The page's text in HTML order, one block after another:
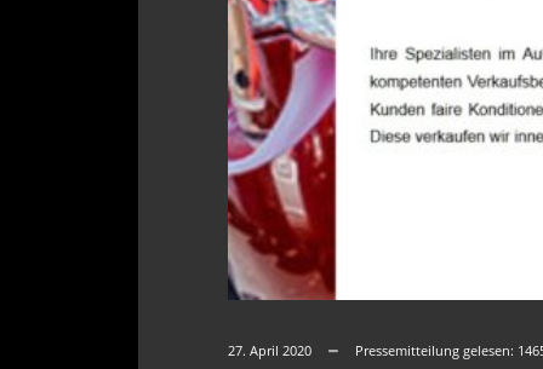
27. April 2020 Pressemitteilung gelesen: